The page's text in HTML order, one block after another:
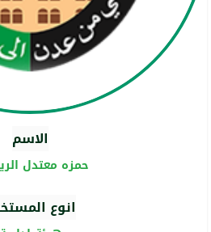
الاسم
حمزه معتدل
انوع